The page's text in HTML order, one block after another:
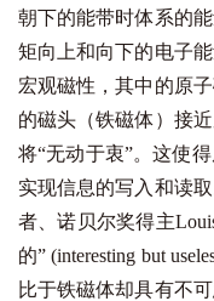
朝下的能带时体系的
矩向上和向下的电子
宏观磁性，其中的原
的磁头（铁磁体）接
将“无动于衷”。这使
实现信息的写入和读
者、诺贝尔奖得主
的” (interesting but
比于铁磁体却具有不